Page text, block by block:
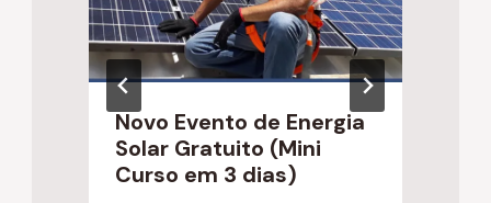
Novo Evento de Energia
Solar Gratuito (Mini
Curso em 3 dias)